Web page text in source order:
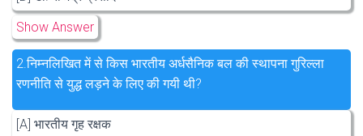
Show Answer
2.निम्नलिखित में से किस भारतीय अर्धसैनिक बल की स्थापना गुरिल्ला
रणनीति से युद्ध लड़ने के लिए की गयी थी?
[A] भारतीय गृह रक्षक